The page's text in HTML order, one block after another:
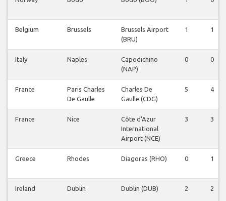
Belgium Brussels
Brussels Airport
(BRU)
1 1
Italy Naples
Capodichino
(NAP)
0 0
France
Paris Charles
De Gaulle
Charles De
Gaulle (CDG)
5 4
France Nice
Côte d'Azur
International
Airport (NCE)
3 3
Greece Rhodes Diagoras (RHO) 0 1
Ireland Dublin Dublin (DUB) 2 2